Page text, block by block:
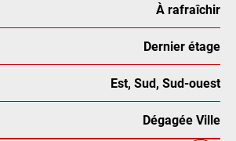
À rafraîchir
Dernier étage
Est, Sud, Sud-ouest
Dégagée Ville